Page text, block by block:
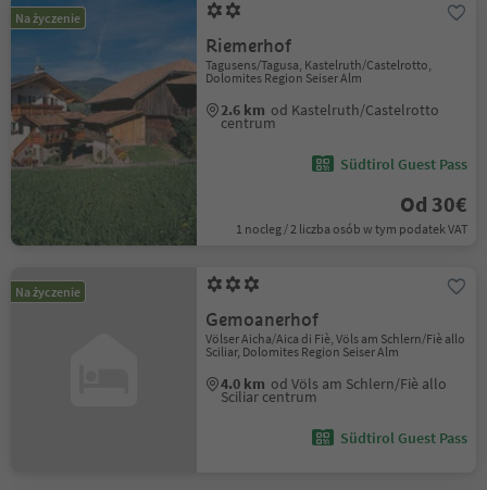
Na życzenie
Riemerhof
Tagusens/Tagusa, Kastelruth/Castelrotto,
Dolomites Region Seiser Alm
2.6 km od Kastelruth/Castelrotto
centrum
Südtirol Guest Pass
Od 30€
1 nocleg / 2 liczba osób w tym podatek VAT
Na życzenie
Gemoanerhof
Völser Aicha/Aica di Fiè, Völs am Schlern/Fiè allo
Sciliar, Dolomites Region Seiser Alm
4.0 km od Völs am Schlern/Fiè allo
Sciliar centrum
Südtirol Guest Pass